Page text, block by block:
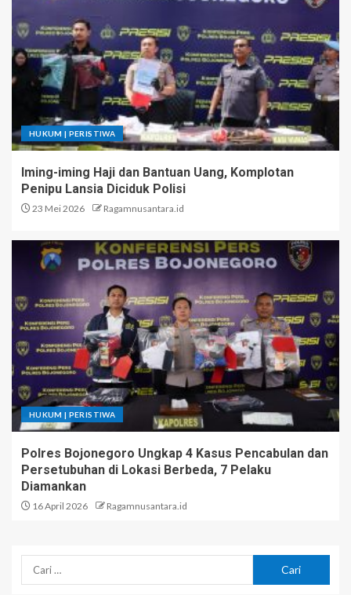
HUKUM | PERISTIWA
Iming-iming Haji dan Bantuan Uang, Komplotan
Penipu Lansia Diciduk Polisi
23 Mei 2026 Ragamnusantara.id
HUKUM | PERISTIWA
Polres Bojonegoro Ungkap 4 Kasus Pencabulan dan
Persetubuhan di Lokasi Berbeda, 7 Pelaku
Diamankan
16 April 2026 Ragamnusantara.id